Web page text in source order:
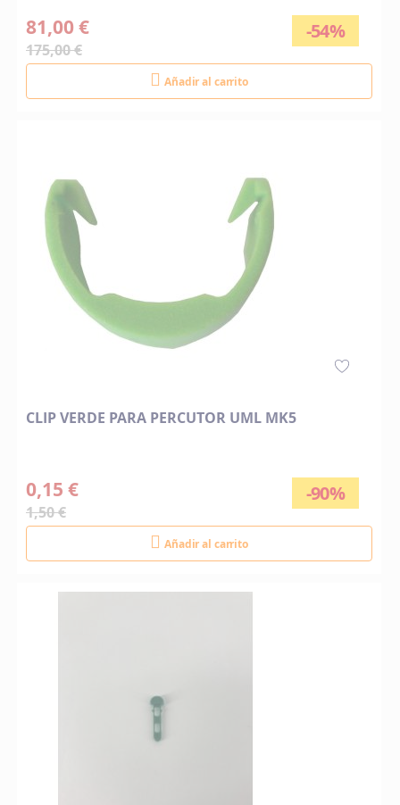
-54%
81,00 €
175,00 €
Añadir al carrito
CLIP VERDE PARA PERCUTOR UML MK5
-90%
0,15 €
1,50 €
Añadir al carrito